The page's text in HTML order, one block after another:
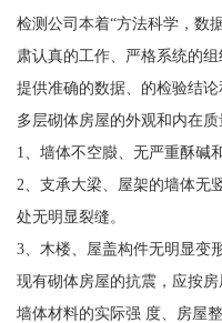
检测公司本着“方法科学，数
肃认真的工作、严格系统的
提供准确的数据、的检验结论
多层砌体房屋的外观和内在质
1、墙体不空臌、无严重酥碱
2、支承大梁、屋架的墙体无
处无明显裂缝。
3、木楼、屋盖构件无明显变
现有砌体房屋的抗震，应按
墙体材料的实际强 度、房屋